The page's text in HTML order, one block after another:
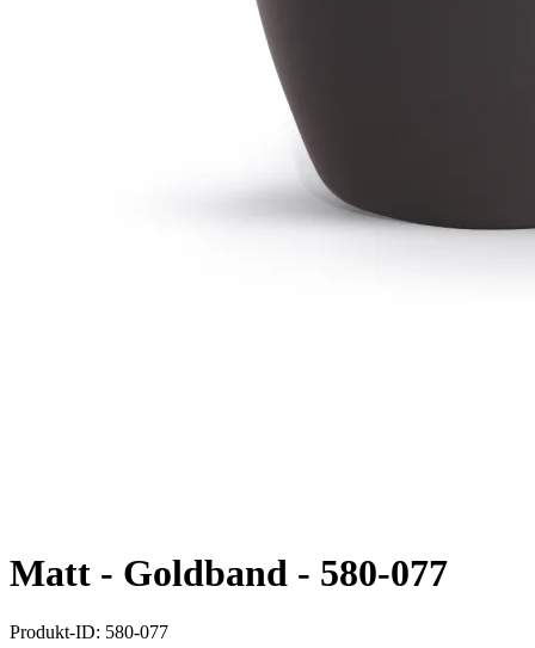
Matt - Goldband - 580-077
Produkt-ID: 580-077